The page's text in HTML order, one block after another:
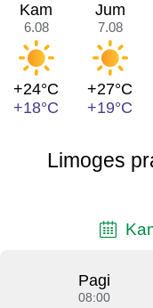
Kam
6.08
+24°C
+18°C
Jum
7.08
+27°C
+19°C
Limoges
Pagi
08:00